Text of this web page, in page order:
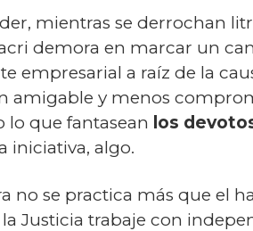
mientras se derrochan
demora en marcar un
empresarial a raíz de la
amigable y menos
lo que fantasean los
iniciativa, algo.
no se practica más que el
Justicia trabaje con